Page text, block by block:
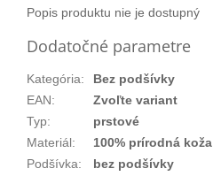
Popis produktu nie je dostupný
Dodatočné parametre
Kategória:
Bez podšívky
EAN:
Zvoľte variant
Typ:
prstové
Materiál:
100% prírodná koža
Podšívka:
bez podšívky